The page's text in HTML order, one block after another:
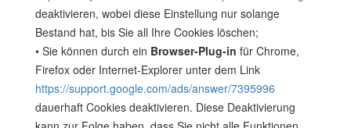
deaktivieren, wobei diese Einstellung nur solange
Bestand hat, bis Sie all Ihre Cookies löschen;
• Sie können durch ein Browser-Plug-in für Chrome,
Firefox oder Internet-Explorer unter dem Link
https://support.google.com/ads/answer/7395996
dauerhaft Cookies deaktivieren. Diese Deaktivierung